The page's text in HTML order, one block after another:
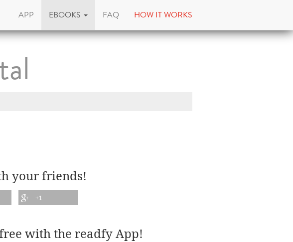
APP EBOOKS FAQ HOW IT WORKS
your friends!
+1
with the readfy App!